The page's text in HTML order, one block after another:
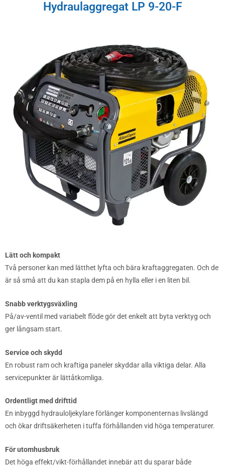
Hydraulaggregat LP 9-20-F
Lätt och kompakt
Två personer kan med lätthet lyfta och bära kraftaggregaten. Och de
är så små att du kan stapla dem på en hylla eller i en liten bil.
Snabb verktygsväxling
På/av-ventil med variabelt flöde gör det enkelt att byta verktyg och
ger långsam start.
Service och skydd
En robust ram och kraftiga paneler skyddar alla viktiga delar. Alla
servicepunkter är lättåtkomliga.
Ordentligt med drifttid
En inbyggd hydrauloljekylare förlänger komponenternas livslängd
och ökar driftsäkerheten i tuffa förhållanden vid höga temperaturer.
För utomhusbruk
Det höga effekt/vikt-förhållandet innebär att du sparar både